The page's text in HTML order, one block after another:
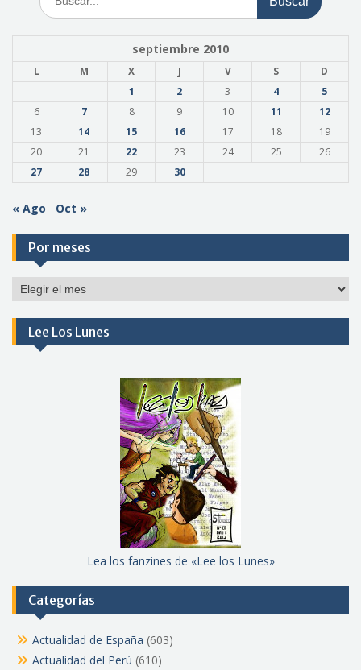
septiembre 2010
L M X J V S
D
1
2 3 4
5
6
7 8 9 10 11
12
13
14 15 16 17 18
19
20
21 22 23 24 25
26
27
28 29 30
« Ago Oct »
Por meses
Por
Lee Los Lunes
Lea los fanzines de «Lee los Lunes»
Categorías
Actualidad de España (603)
Actualidad del Perú (610)